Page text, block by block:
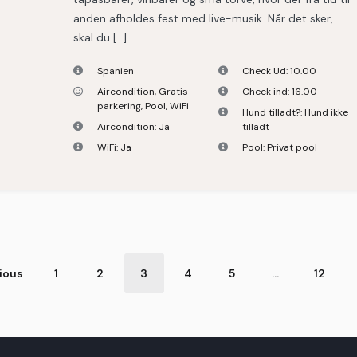
anden afholdes fest med live-musik. Når det sker,
skal du […]
Spanien
Aircondition, Gratis
parkering,Pool,WiFi
Aircondition: Ja
WiFi: Ja
Check Ud:10.00
Check ind:16.00
Hund tilladt?:Hund ikke
tilladt
Pool:Privat pool
1 2 3 4 5 … 12